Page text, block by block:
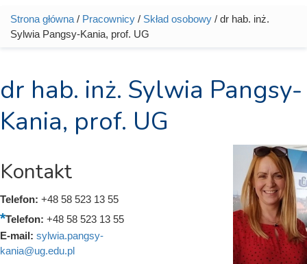
Jesteś tutaj
Strona główna / Pracownicy / Skład osobowy / dr hab. inż.
Sylwia Pangsy-Kania, prof. UG
dr hab. inż. Sylwia Pangsy-
Kania, prof. UG
Kontakt
Telefon: +48 58 523 13 55
Telefon: +48 58 523 13 55
E-mail: sylwia.pangsy-
kania@ug.edu.pl